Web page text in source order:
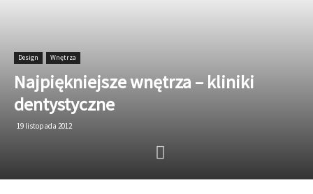
Design Wnętrza
Najpiękniejsze wnętrza – kliniki
dentystyczne
19 listopada 2012